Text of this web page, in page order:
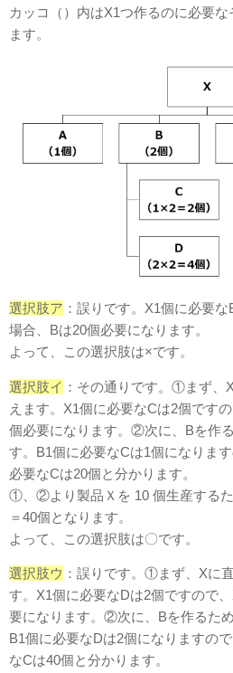
カッコ（）内はX1つ作るのに必要
ます。
選択肢ア ：誤りです。X1個に必要
場合、Bは20個必要になります。
よって、この選択肢は×です。
選択肢イ ：その通りです。①まず、
えます。X1個に必要なCは2個です
個必要になります。②次に、Bを作
す。B1個に必要なCは1個になりま
必要なCは20個と分かります。
①、②より製品Ｘを 10 個生産する
＝40個となります。
よって、この選択肢は〇です。
選択肢ウ ：誤りです。①まず、Xに
す。X1個に必要なDは2個ですので
要になります。②次に、Bを作るた
B1個に必要なDは2個になりますの
なCは40個と分かります。